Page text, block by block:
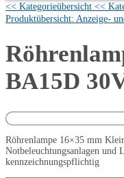
<< Kategorieübersicht <<
Produktübersicht: Anzeige-
BA15D
Röhrenlampe 16×35 mm
Notbeleuchtungsanlagen und
kennzeichnungspflichtig